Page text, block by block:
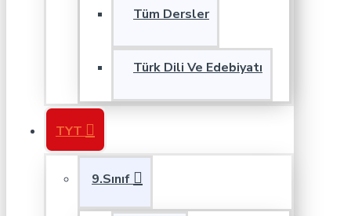
Tüm Dersler
Türk Dili Ve Edebiyatı
TYT
9.Sınıf